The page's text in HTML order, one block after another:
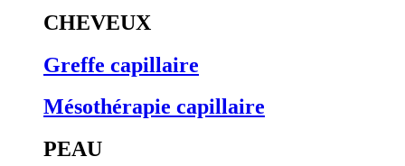
CHEVEUX
Greffe capillaire
Mésothérapie capillaire
PEAU